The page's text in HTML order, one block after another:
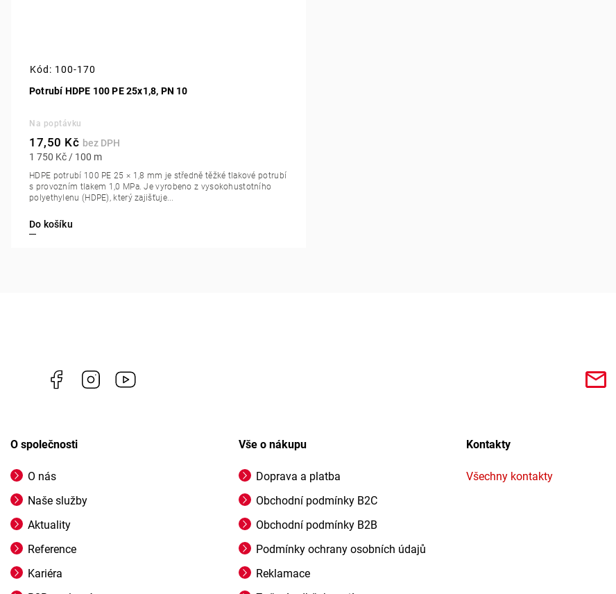
Potrubí HDPE 100 PE 25x1,8, PN 10
Na poptávku
17,50 Kč
1 750 Kč / 100 m
Do košíku
HDPE potrubí 100 PE 25 × 1,8 mm je středně těžké tlakové potrubí
s provozním tlakem 1,0 MPa. Je vyrobeno z vysokohustotního
polyethylenu (HDPE), který zajišťuje...
Kód: 100-170
Facebook Instagram
O společnosti
O nás
Naše služby
Aktuality
Reference
Kariéra
Vše o nákupu
Doprava a platba
Obchodní podmínky B2C
Obchodní podmínky B2B
Podmínky ochrany osobních údajů
Reklamace
Kontakty
Všechny kontakty